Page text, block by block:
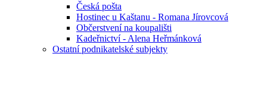
Česká pošta
Hostinec u Kaštanu - Romana Jírovcová
Občerstvení na koupališti
Kadeřnictví - Alena Heřmánková
Ostatní podnikatelské subjekty